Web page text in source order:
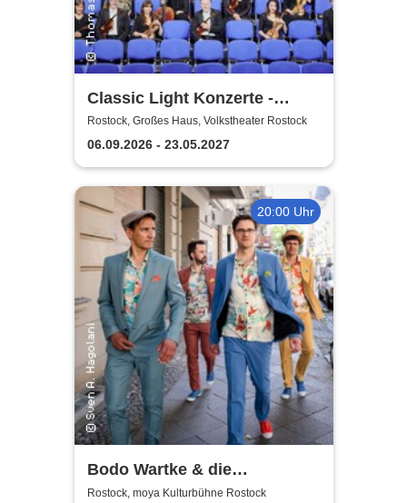
Classic Light Konzerte -
Volkstheater Rostock
Rostock, Großes Haus, Volkstheater Rostock
06.09.2026 - 23.05.2027
20:00 Uhr
Bodo Wartke & die
SchönenGutenA-Band - In
Rostock, moya Kulturbühne Rostock